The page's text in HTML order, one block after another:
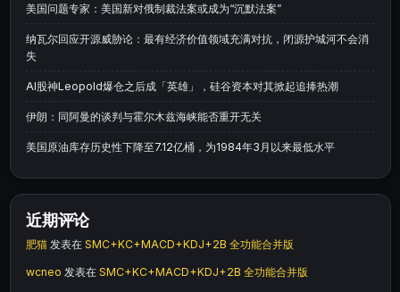
美国问题专家：美国新对俄制裁法案或成为“沉默法案”
纳瓦尔回应开源威胁论：最有经济价值领域充满对抗，闭源护城河不会消
失
AI股神Leopold爆仓之后成「英雄」，硅谷资本对其掀起追捧热潮
伊朗：同阿曼的谈判与霍尔木兹海峡能否重开无关
美国原油库存历史性下降至7.12亿桶，为1984年3月以来最低水平
近期评论
肥猫 发表在 SMC+KC+MACD+KDJ+2B 全功能合并版
wcneo 发表在 SMC+KC+MACD+KDJ+2B 全功能合并版